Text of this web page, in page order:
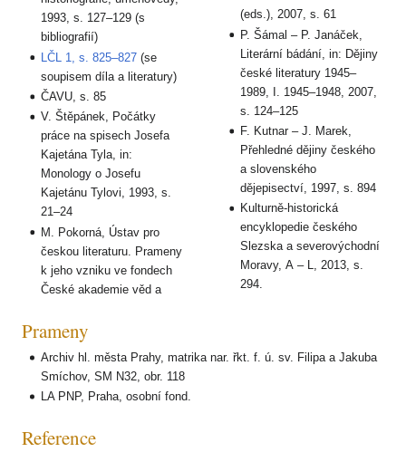
1993, s. 127–129 (s
bibliografií)
LČL 1, s. 825–827 (se
soupisem díla a literatury)
ČAVU, s. 85
V. Štěpánek, Počátky
práce na spisech Josefa
Kajetána Tyla, in:
Monology o Josefu
Kajetánu Tylovi, 1993, s.
21–24
M. Pokorná, Ústav pro
českou literaturu. Prameny
k jeho vzniku ve fondech
České akademie věd a
(eds.), 2007, s. 61
P. Šámal – P. Janáček,
Literární bádání, in: Dějiny
české literatury 1945–
1989, I. 1945–1948, 2007,
s. 124–125
F. Kutnar – J. Marek,
Přehledné dějiny českého
a slovenského
dějepisectví, 1997, s. 894
Kulturně-historická
encyklopedie českého
Slezska a severovýchodní
Moravy, A – L, 2013, s.
294.
Prameny
Archiv hl. města Prahy, matrika nar. řkt. f. ú. sv. Filipa a Jakuba
Smíchov, SM N32, obr. 118
LA PNP, Praha, osobní fond.
Reference